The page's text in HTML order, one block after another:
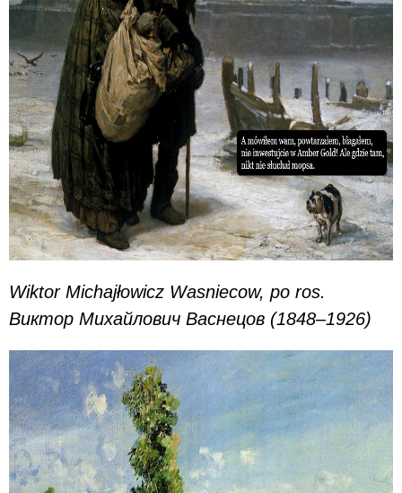
Wiktor Michajłowicz Wasniecow, po ros.
Виктор Михайлович Васнецов (1848–1926)